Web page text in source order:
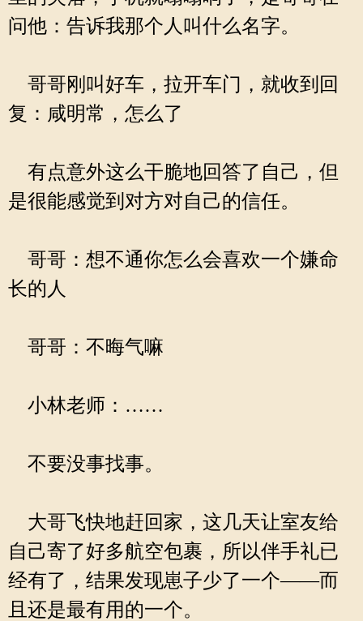
问他：告诉我那个人叫什么名字。
哥哥刚叫好车，拉开车门，就收到回
复：咸明常，怎么了
有点意外这么干脆地回答了自己，但
是很能感觉到对方对自己的信任。
哥哥：想不通你怎么会喜欢一个嫌命
长的人
哥哥：不晦气嘛
小林老师：……
不要没事找事。
大哥飞快地赶回家，这几天让室友给
自己寄了好多航空包裹，所以伴手礼已
经有了，结果发现崽子少了一个——而
且还是最有用的一个。